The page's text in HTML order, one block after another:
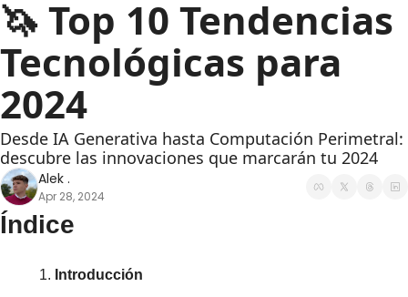
🦄 Top 10 Tendencias
Tecnológicas para
2024
Desde IA Generativa hasta Computación Perimetral:
descubre las innovaciones que marcarán tu 2024
Alek .
Apr 28, 2024
Índice
Introducción